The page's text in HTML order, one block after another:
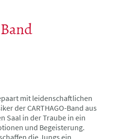
mit leidenschaftlichen
der CARTHAGO-Band aus
Saal in der Traube in ein
und Begeisterung.